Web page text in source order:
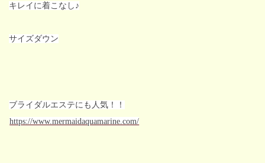
キレイに着こなし♪
サイズダウン
ブライダルエステにも人気！！
https://www.mermaidaquamarine.com/